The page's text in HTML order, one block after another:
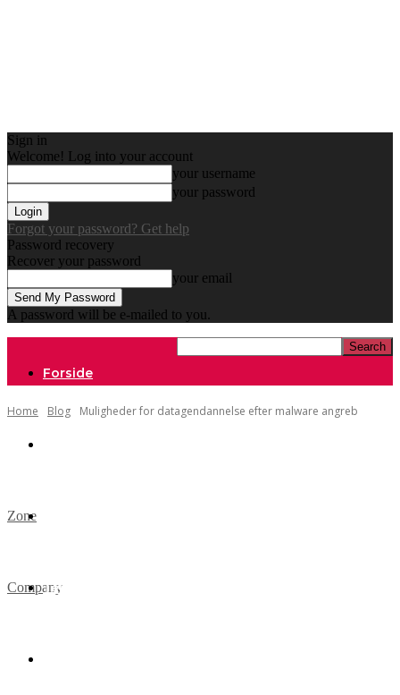
Sign in
Welcome! Log into your account
your username
your password
Forgot your password? Get help
Password recovery
Recover your password
your email
A password will be e-mailed to you.
Zone
Company
Forside
Teknologi
Home Blog Muligheder for datagendannelse efter malware angreb